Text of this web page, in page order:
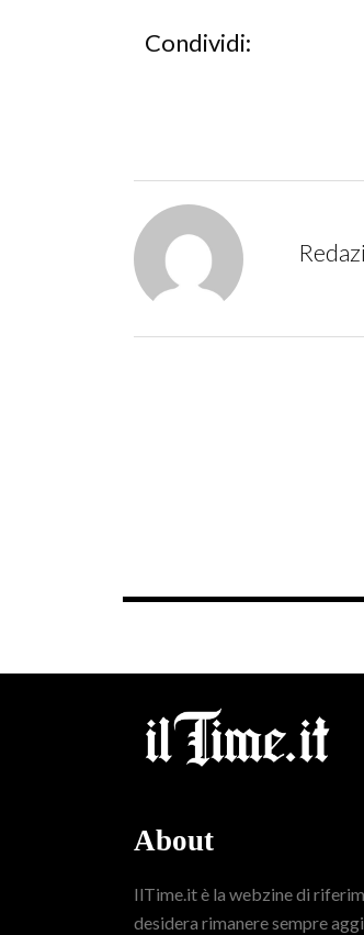
Condividi:
About
IlTime.it è la webzine di
desidera rimanere sempre